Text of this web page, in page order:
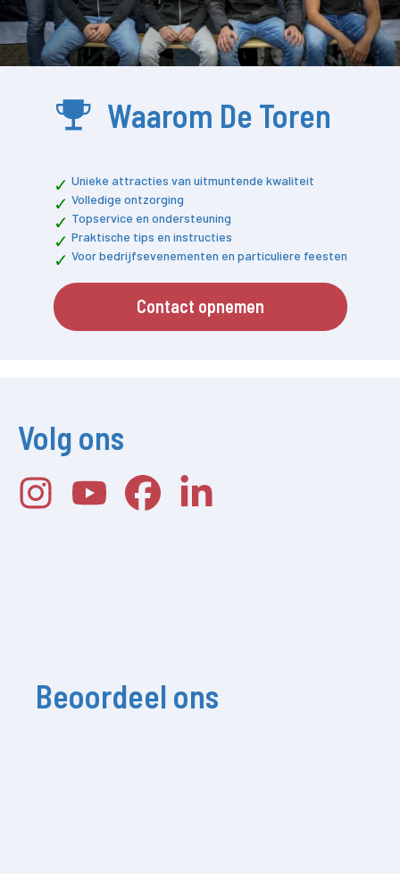
Waarom De Toren
Unieke attracties van uitmuntende kwaliteit
Volledige ontzorging
Topservice en ondersteuning
Praktische tips en instructies
Voor bedrijfsevenementen en particuliere feesten
Contact opnemen
Volg ons
Beoordeel ons